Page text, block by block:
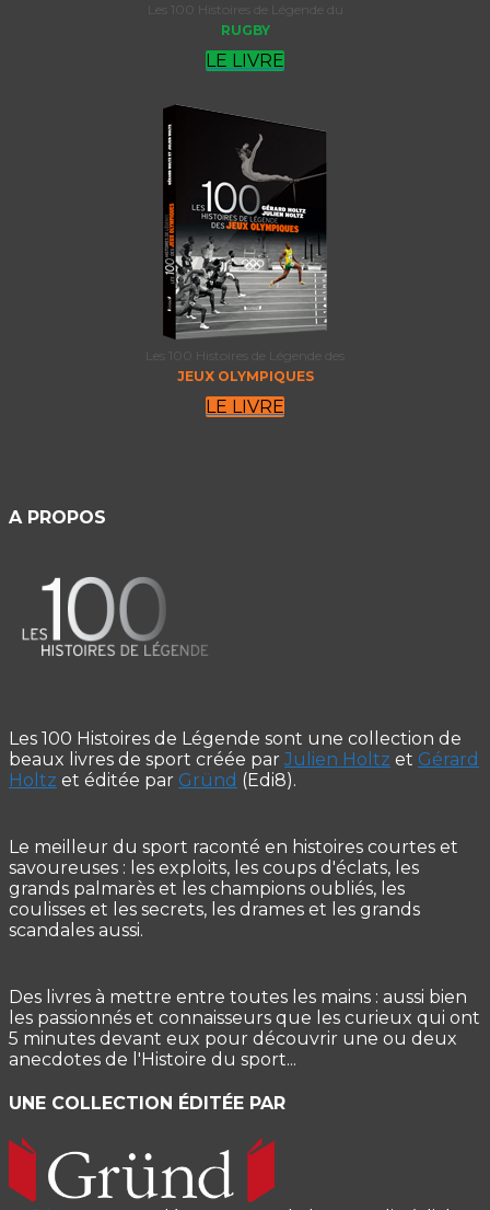
Les 100 Histoires de Légende du
RUGBY
LE LIVRE
Les 100 Histoires de Légende des
JEUX OLYMPIQUES
LE LIVRE
A PROPOS
Les 100 Histoires de Légende sont une collection de
beaux livres de sport créée par Julien Holtz et Gérard
Holtz et éditée par Gründ (Edi8).
Le meilleur du sport raconté en histoires courtes et
savoureuses : les exploits, les coups d'éclats, les
grands palmarès et les champions oubliés, les
coulisses et les secrets, les drames et les grands
scandales aussi.
Des livres à mettre entre toutes les mains : aussi bien
les passionnés et connaisseurs que les curieux qui ont
5 minutes devant eux pour découvrir une ou deux
anecdotes de l'Histoire du sport...
UNE COLLECTION ÉDITÉE PAR